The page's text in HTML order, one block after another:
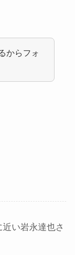
からフォ
い岩永達也さ